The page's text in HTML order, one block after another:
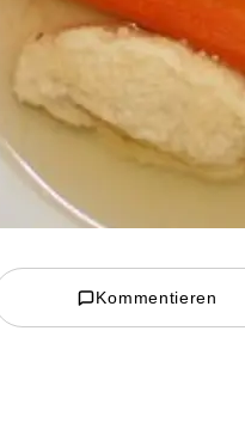
Kommentieren